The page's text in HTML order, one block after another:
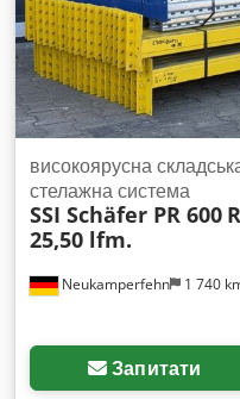
Neukamperfehn 1 740
високоярусна
стелажна система
SSI Schäfer PR 600
25,50 lfm.
Запитати